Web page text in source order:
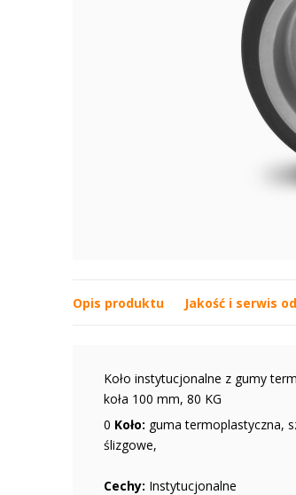
Opis produktu Jakość i serwis
Koło instytucjonalne z gumy
koła 100 mm, 80 KG
0 Koło: guma termoplastyczna,
ślizgowe,
Cechy: Instytucjonalne